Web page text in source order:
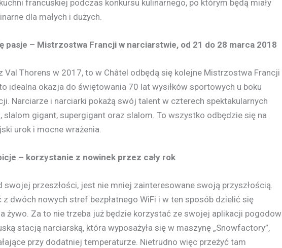
francuskiej podczas konkursu kulinarnego, po którym będą miały
dla małych i dużych.
pasje – Mistrzostwa Francji w narciarstwie, od 21 do 28 marca 2018
Val Thorens w 2017, to w Châtel odbędą się kolejne Mistrzostwa Francji
idealna okazja do świętowania 70 lat wysiłków sportowych u boku
Narciarze i narciarki pokażą swój talent w czterech spektakularnych
slalom gigant, supergigant oraz slalom. To wszystko odbędzie się na
urok i mocne wrażenia.
– korzystanie z nowinek przez cały rok
swojej przeszłości, jest nie mniej zainteresowane swoją przyszłością.
dwóch nowych stref bezpłatnego WiFi i w ten sposób dzielić się
żywo. Za to nie trzeba już będzie korzystać ze swojej aplikacji
stacją narciarską, która wyposażyła się w maszynę „Snowfactory”,
przy dodatniej temperaturze. Nietrudno więc przeżyć tam